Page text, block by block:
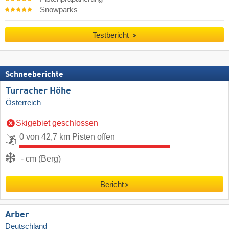
Snowparks
Testbericht
Schneeberichte
Turracher Höhe
Österreich
Skigebiet geschlossen
0 von 42,7 km Pisten offen
- cm (Berg)
Bericht
Arber
Deutschland